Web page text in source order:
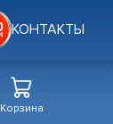
КОНТАКТЫ
Корзина